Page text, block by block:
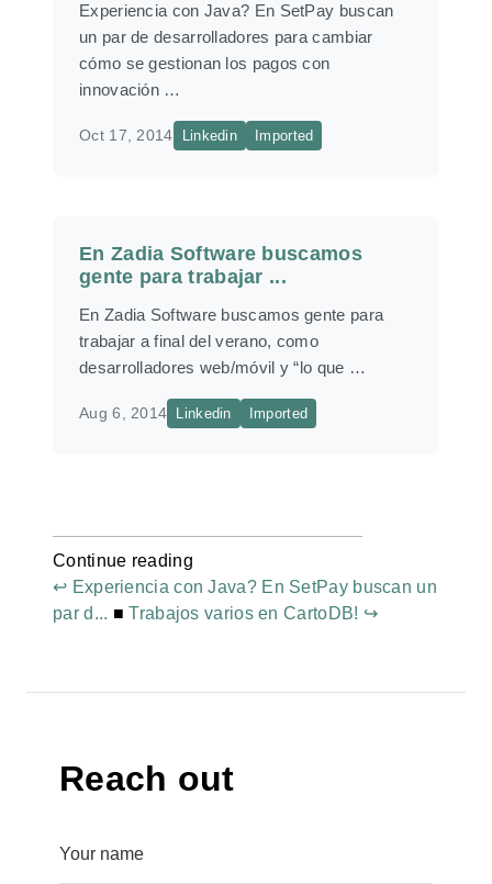
Experiencia con Java? En SetPay buscan
un par de desarrolladores para cambiar
cómo se gestionan los pagos con
innovación …
Oct 17, 2014 Linkedin Imported
En Zadia Software buscamos
gente para trabajar ...
En Zadia Software buscamos gente para
trabajar a final del verano, como
desarrolladores web/móvil y “lo que …
Aug 6, 2014 Linkedin Imported
Continue reading
↩ Experiencia con Java? En SetPay buscan un
par d... ■Trabajos varios en CartoDB! ↪
Reach out